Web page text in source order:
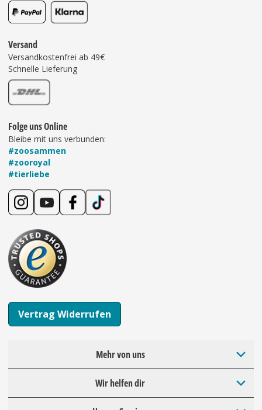
Versand
Versandkostenfrei ab 49€
Schnelle Lieferung
Folge uns Online
Bleibe mit uns verbunden:
#zoosammen
#zooroyal
#tierliebe
Vertrag Widerrufen
Mehr von uns
Wir helfen dir